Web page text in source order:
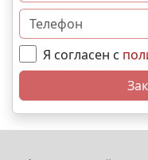
лучший вариант
Я согласен с